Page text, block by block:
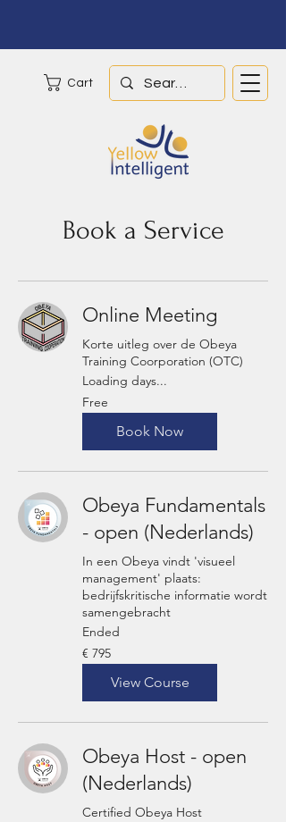
Cart
Book a Service
Online Meeting
Korte uitleg over de Obeya
Training Coorporation (OTC)
Loading days...
Free
Free
Book Now
Obeya Fundamentals
- open (Nederlands)
In een Obeya vindt 'visueel
management' plaats:
bedrijfskritische informatie wordt
samengebracht
Ended
795
euro
€ 795
View Course
Obeya Host - open
(Nederlands)
Certified Obeya Host